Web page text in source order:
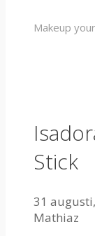
Makeup
Stick
31
Mathiaz